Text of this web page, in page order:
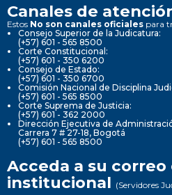
Canales de
Estos No son canales oficiales para
Consejo Superior de la Judicatura:
(+57) 601 - 565 8500
Corte Constitucional:
(+57) 601 - 350 6200
Consejo de Estado:
(+57) 601 - 350 6700
Comisión Nacional de Disciplina
(+57) 601 - 565 8500
Corte Suprema de Justicia:
(+57) 601 - 362 2000
Dirección Ejecutiva de
Carrera 7 # 27-18, Bogotá
(+57) 601 - 565 8500
Acceda a su
institucional (Servidores